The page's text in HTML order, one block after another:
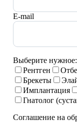
E-mail
Выберите нужное:
Рентген
Брекеты
Имплантация
Гнатолог
Соглашение на